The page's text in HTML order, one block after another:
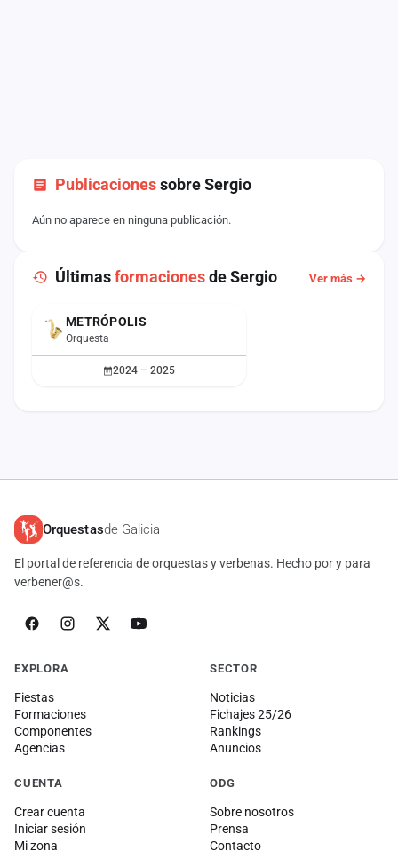
Publicacionessobre Sergio
Aún no aparece en ninguna publicación.
Últimasformacionesde Sergio Ver más →
METRÓPOLIS
Orquesta
2024 – 2025
Orquestasde Galicia
El portal de referencia de orquestas y verbenas. Hecho por y para
verbener@s.
EXPLORA
Fiestas
Formaciones
Componentes
Agencias
SECTOR
Noticias
Fichajes 25/26
Rankings
Anuncios
CUENTA
Crear cuenta
Iniciar sesión
Mi zona
ODG
Sobre nosotros
Prensa
Contacto